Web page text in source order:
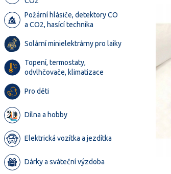
Požární hlásiče, detektory CO
a CO2, hasící technika
Solární minielektrárny pro laiky
Topení, termostaty,
odvlhčovače, klimatizace
Pro děti
Dílna a hobby
Elektrická vozítka a jezdítka
Dárky a sváteční výzdoba